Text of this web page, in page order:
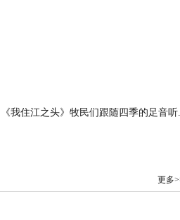
《我住江之头》牧民们跟随四季的足音听
更多